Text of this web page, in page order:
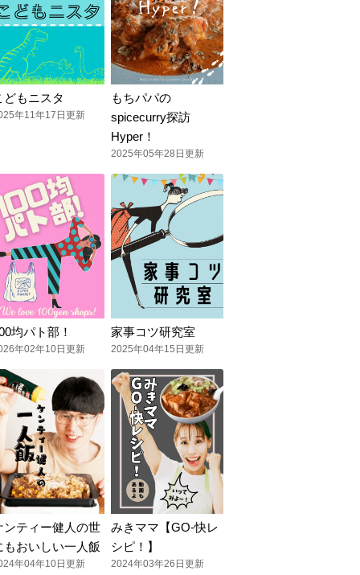
どもニスタ
年11年17日更新
もちパパの
spicecurry探訪
Hyper！
2025年05年28日更新
均パト部！
年02年10日更新
家事コツ研究室
2025年04年15日更新
ンティー健人の世
もおいしい一人飯
年04年10日更新
みきママ【GO-快レ
シピ！】
2024年03年26日更新